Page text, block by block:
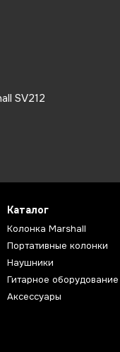
SV212
Каталог
Колонка Marshall
Портативные колонки
Наушники
Гитарное оборудование
Аксессуары